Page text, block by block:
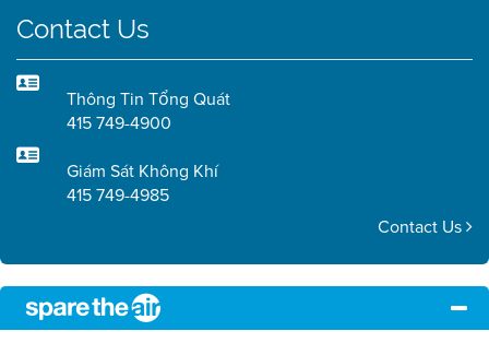
Contact Us
Thông Tin Tổng Quát
415 749-4900
Giám Sát Không Khí
415 749-4985
Contact Us